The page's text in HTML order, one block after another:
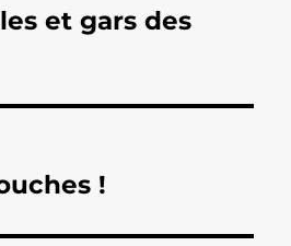
et gars des
!